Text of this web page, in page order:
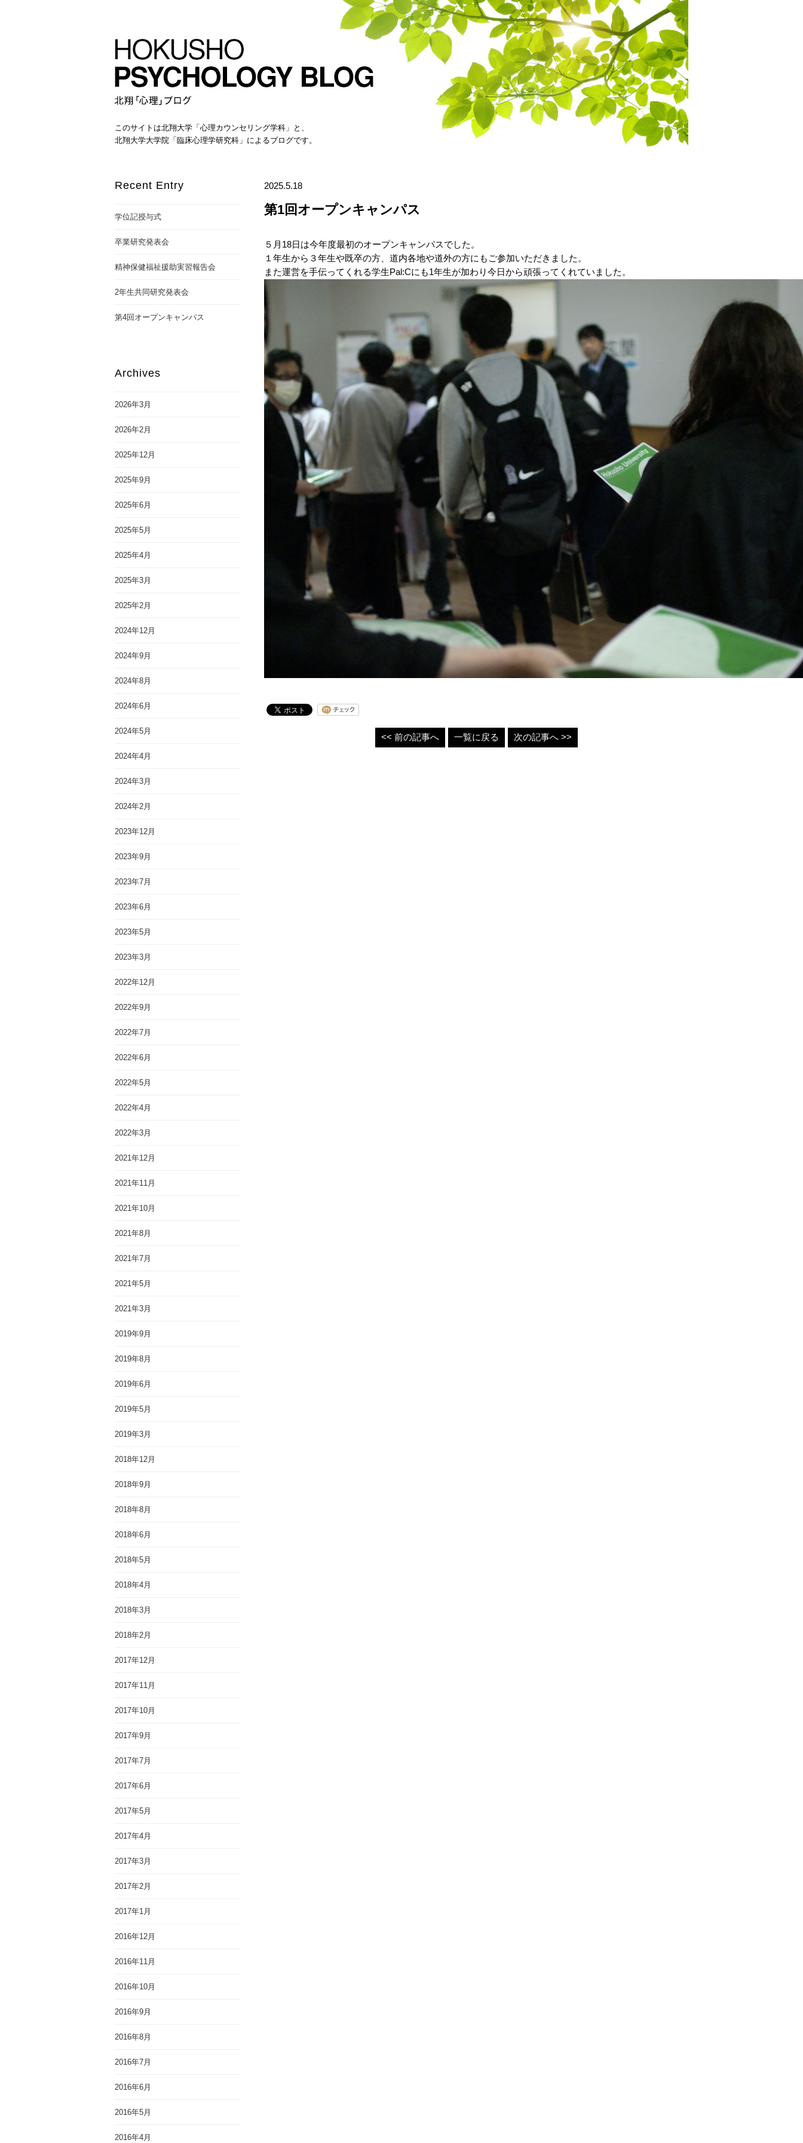
このサイトは北翔大学「心理カウンセリング学科」と、
北翔大学大学院「臨床心理学研究科」によるブログです。
Recent Entry
学位記授与式
卒業研究発表会
精神保健福祉援助実習報告会
2年生共同研究発表会
第4回オープンキャンパス
Archives
2026年3月
2026年2月
2025年12月
2025年9月
2025年6月
2025年5月
2025年4月
2025年3月
2025年2月
2024年12月
2024年9月
2024年8月
2024年6月
2024年5月
2024年4月
2024年3月
2024年2月
2023年12月
2023年9月
2023年7月
2023年6月
2023年5月
2023年3月
2022年12月
2022年9月
2022年7月
2022年6月
2022年5月
2022年4月
2022年3月
2021年12月
2021年11月
2021年10月
2021年8月
2021年7月
2021年5月
2021年3月
2019年9月
2019年8月
2019年6月
2019年5月
2019年3月
2018年12月
2018年9月
2018年8月
2018年6月
2018年5月
2018年4月
2018年3月
2018年2月
2017年12月
2017年11月
2017年10月
2017年9月
2017年7月
2017年6月
2017年5月
2017年4月
2017年3月
2017年2月
2017年1月
2016年12月
2016年11月
2016年10月
2016年9月
2016年8月
2016年7月
2016年6月
2016年5月
2016年4月
2025.5.18
第1回オープンキャンパス
５月18日は今年度最初のオープンキャンパスでした。
１年生から３年生や既卒の方、道内各地や道外の方にもご参加いただきました。
また運営を手伝ってくれる学生Pal:Cにも1年生が加わり今日から頑張ってくれていました。
<< 前の記事へ 一覧に戻る 次の記事へ >>